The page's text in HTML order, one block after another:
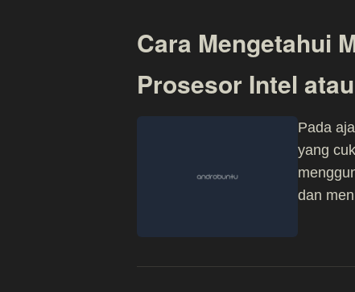
Cara Mengetahui
Prosesor Intel
Pada
yang
dan